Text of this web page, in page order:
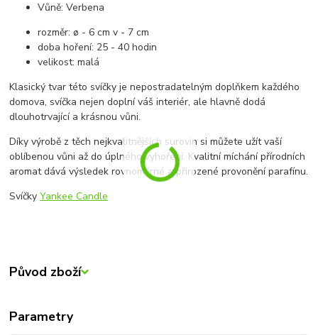
Vůně: Verbena
rozměr: ø - 6 cm v - 7 cm
doba hoření: 25 - 40 hodin
velikost: malá
Klasický tvar této svíčky je nepostradatelným doplňkem každého
domova, svíčka nejen doplní váš interiér, ale hlavně dodá
dlouhotrvající a krásnou vůni.
Díky výrobě z těch nejkvalitnějších surovin si můžete užít vaší
oblíbenou vůni až do úplného vyhoření. Kvalitní míchání přírodních
aromat dává výsledek rovnoměrné a přirozené provonění parafínu.
SvíčkyYankee Candle
Původ zboží
Parametry